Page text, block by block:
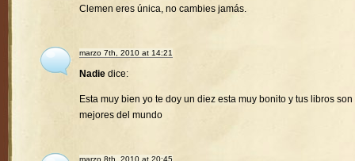
Clemen eres única, no cambies jamás.
marzo 7th, 2010 at 14:21
Nadie dice:
Esta muy bien yo te doy un diez esta muy bonito y tus libros son
mejores del mundo
marzo 8th, 2010 at 20:45